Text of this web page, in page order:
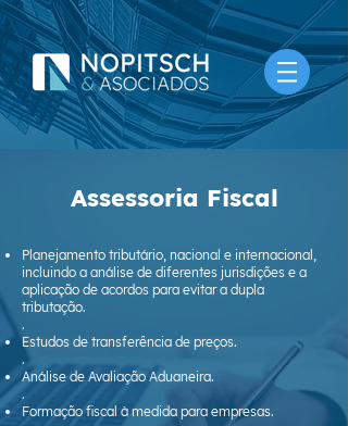
Assessoria Fiscal
Planejamento tributário, nacional e internacional,
incluindo a análise de diferentes jurisdições e a
aplicação de acordos para evitar a dupla
tributação.
.
Estudos de transferência de preços.
.
Análise de Avaliação Aduaneira.
.
Formação fiscal à medida para empresas.